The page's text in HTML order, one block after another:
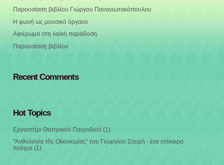
Παρουσίαση βιβλίου Γιώργου Παναγιωτακόπουλου
Η φωνή ως μουσικό όργανο
Αφιέρωμα στη λαϊκή παράδοση
Παρουσίαση βιβλίου
Recent Comments
Hot Topics
Εργαστήρι Θεατρικού Παιχνιδιού (1)
"Ἀνθολογία τῆς Οἰκονομίας" του Γεωργίου Σουρή - ένα επίκαιρο
ποίημα (1)